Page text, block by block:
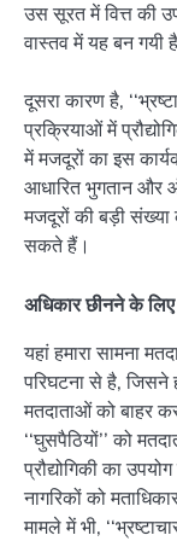
उस सूरत में वित्त की
वास्तव में यह बन गयी
दूसरा कारण है,
प्रक्रियाओं में
में मजदूरों का इस
आधारित भुगतान और
मजदूरों की बड़ी संख्या
सकते हैं।
अधिकार छीनने के लिए
यहां हमारा सामना
परिघटना से है, जिसने
मतदाताओं को बाहर
‘‘घुसपैठियों’’ को
प्रौद्योगिकी का
नागरिकों को
मामले में भी,